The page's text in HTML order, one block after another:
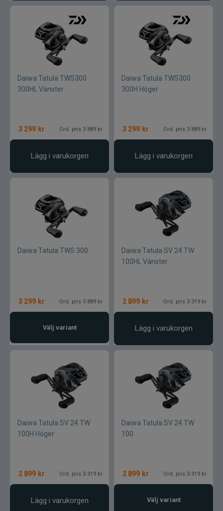
Daiwa Tatula TWS300
300HL Vänster
3 299 kr Ord. pris 3 889 kr
Lägg i varukorgen
Daiwa Tatula TWS300
300H Höger
3 299 kr Ord. pris 3 889 kr
Lägg i varukorgen
Daiwa Tatula TWS 300
3 299 kr Ord. pris 3 889 kr
Välj variant
Daiwa Tatula SV 24 TW
100HL Vänster
2 899 kr Ord. pris 3 319 kr
Lägg i varukorgen
Daiwa Tatula SV 24 TW
100H Höger
2 899 kr Ord. pris 3 319 kr
Lägg i varukorgen
Daiwa Tatula SV 24 TW
100
2 899 kr Ord. pris 3 319 kr
Välj variant